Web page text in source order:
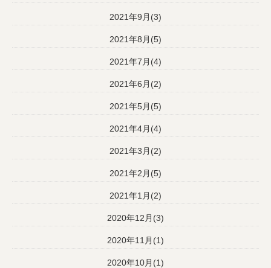
2021年9月(3)
2021年8月(5)
2021年7月(4)
2021年6月(2)
2021年5月(5)
2021年4月(4)
2021年3月(2)
2021年2月(5)
2021年1月(2)
2020年12月(3)
2020年11月(1)
2020年10月(1)